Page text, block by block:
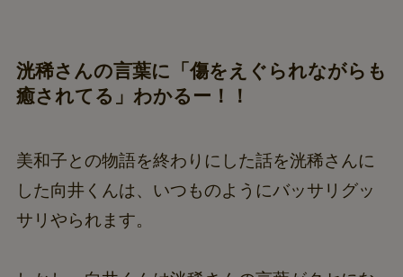
洸稀さんの言葉に「傷をえぐられながらも
癒されてる」わかるー！！
美和子との物語を終わりにした話を洸稀さんに
した向井くんは、いつものようにバッサリグッ
サリやられます。